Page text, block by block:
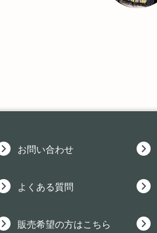
お問い合わせ
よくある質問
販売希望の方はこちら